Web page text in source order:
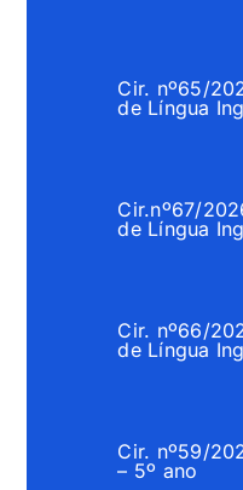
Cir. nº65/
de Língua
Cir.nº67/
de Língua
Cir. nº66/
de Língua
Cir. nº59/
– 5º ano